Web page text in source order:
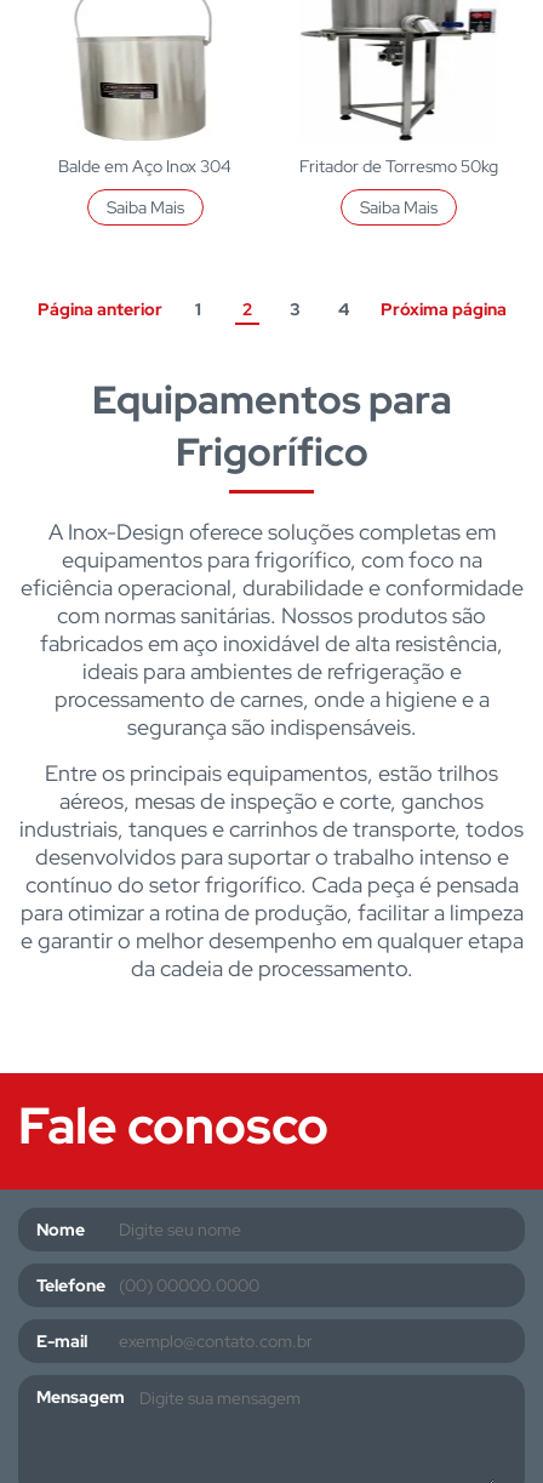
Balde em Aço Inox 304
Saiba Mais
Fritador de Torresmo 50kg
Saiba Mais
Página anterior 1 2 3 4 Próxima página
Equipamentos para
Frigorífico
A Inox-Design oferece soluções completas em
equipamentos para frigorífico, com foco na
eficiência operacional, durabilidade e conformidade
com normas sanitárias. Nossos produtos são
fabricados em aço inoxidável de alta resistência,
ideais para ambientes de refrigeração e
processamento de carnes, onde a higiene e a
segurança são indispensáveis.
Entre os principais equipamentos, estão trilhos
aéreos, mesas de inspeção e corte, ganchos
industriais, tanques e carrinhos de transporte, todos
desenvolvidos para suportar o trabalho intenso e
contínuo do setor frigorífico. Cada peça é pensada
para otimizar a rotina de produção, facilitar a limpeza
e garantir o melhor desempenho em qualquer etapa
da cadeia de processamento.
Fale conosco
Nome
Telefone
E-mail
Mensagem